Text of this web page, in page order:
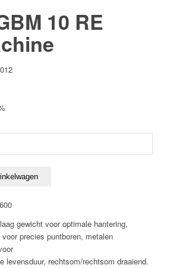
10 RE
gewicht voor optimale hantering,
precies puntboren, metalen
levensduur, rechtsom/rechtsom draaiend.